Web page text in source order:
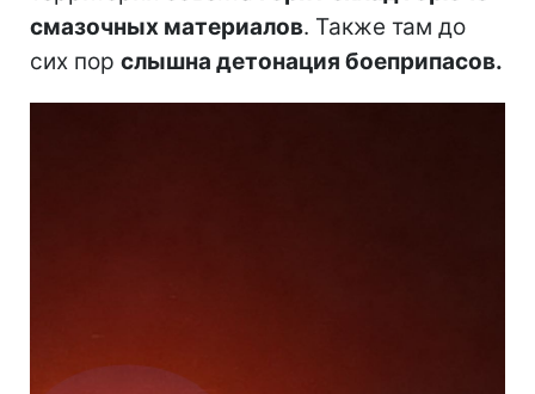
смазочных материалов. Также там до
сих пор слышна детонация боеприпасов.